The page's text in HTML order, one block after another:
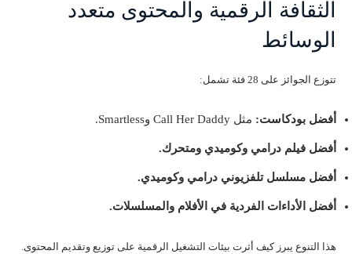
الثقافة الرقمية والمحتوى متعدد
الوسائط
تتوزع الجوائز على 28 فئة تشمل:
أفضل بودكاست: مثل Call Her Daddy وSmartless.
أفضل فيلم درامي وكوميدي ومتحرك.
أفضل مسلسل تلفزيوني درامي وكوميدي.
أفضل الأداءات الفردية في الأفلام والمسلسلات.
هذا التنوع يبرز كيف أثرت بيئات التشغيل الرقمية على توزيع وتقديم المحتوى.